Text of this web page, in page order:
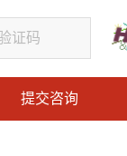
提交咨询